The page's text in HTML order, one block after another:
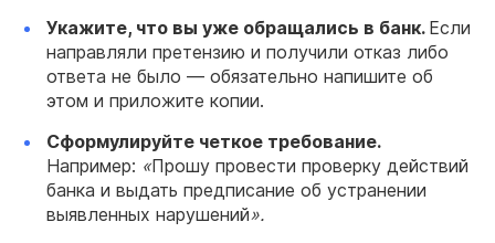
Укажите, что вы уже обращались в банк. Если
направляли претензию и получили отказ либо
ответа не было — обязательно напишите об
этом и приложите копии.
Сформулируйте четкое требование.
Например: «Прошу провести проверку действий
банка и выдать предписание об устранении
выявленных нарушений».